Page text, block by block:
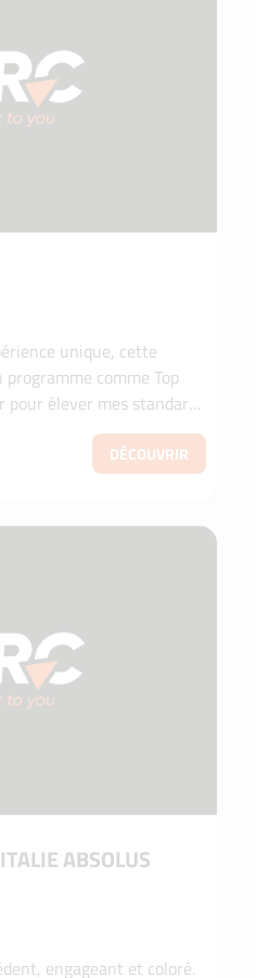
unique, cette
comme Top
pour élever mes standards
Francesco Scalia,
DÉCOUVRIR
ABSOLUS
engageant et coloré.